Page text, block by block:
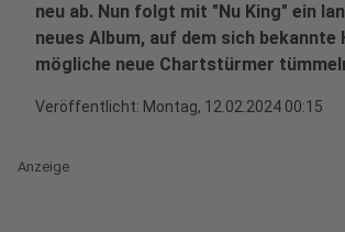
neu ab. Nun folgt mit "Nu King" ein
neues Album, auf dem sich bekannte
mögliche neue Chartstürmer
Veröffentlicht: Montag, 12.02.2024 00:15
Anzeige